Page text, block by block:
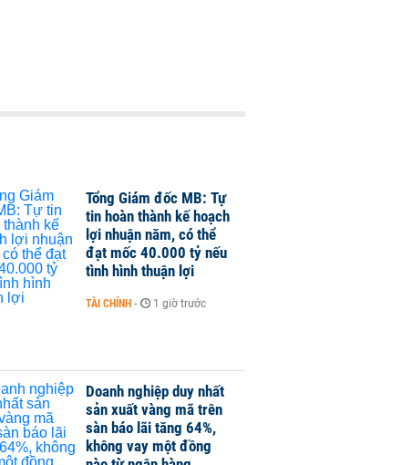
Tổng Giám đốc MB: Tự
tin hoàn thành kế hoạch
lợi nhuận năm, có thể
đạt mốc 40.000 tỷ nếu
tình hình thuận lợi
TÀI CHÍNH - 1 giờ trước
Doanh nghiệp duy nhất
sản xuất vàng mã trên
sàn báo lãi tăng 64%,
không vay một đồng